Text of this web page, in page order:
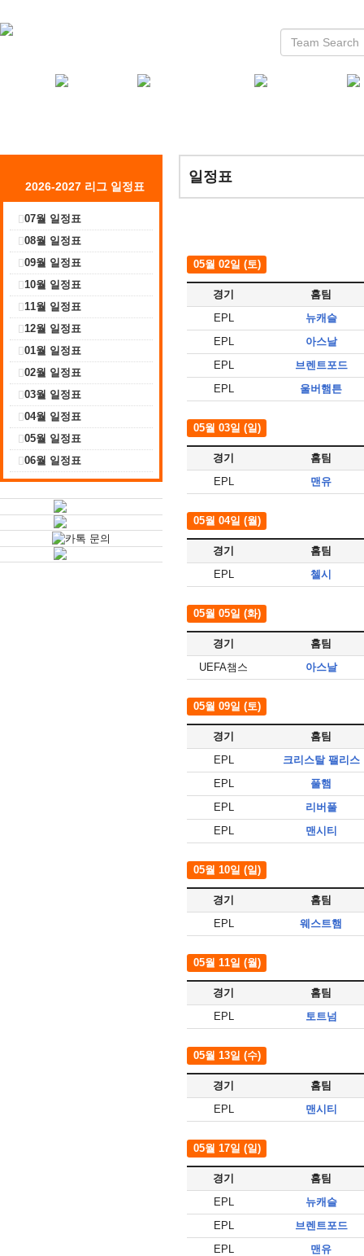
2026-2027 리그 일정표
07월 일정표
08월 일정표
09월 일정표
10월 일정표
11월 일정표
12월 일정표
01월 일정표
02월 일정표
03월 일정표
04월 일정표
05월 일정표
06월 일정표
일정표
05월 02일 (토)
경기
홈팀
EPL
뉴캐슬
EPL
아스날
EPL
브렌트포드
EPL
울버햄튼
05월 03일 (일)
경기
홈팀
EPL
맨유
05월 04일 (월)
경기
홈팀
EPL
첼시
05월 05일 (화)
경기
홈팀
UEFA챔스
아스날
05월 09일 (토)
경기
홈팀
EPL
크리스탈 팰리스
EPL
풀햄
EPL
리버풀
EPL
맨시티
05월 10일 (일)
경기
홈팀
EPL
웨스트햄
05월 11일 (월)
경기
홈팀
EPL
토트넘
05월 13일 (수)
경기
홈팀
EPL
맨시티
05월 17일 (일)
경기
홈팀
EPL
뉴캐슬
EPL
브렌트포드
EPL
맨유